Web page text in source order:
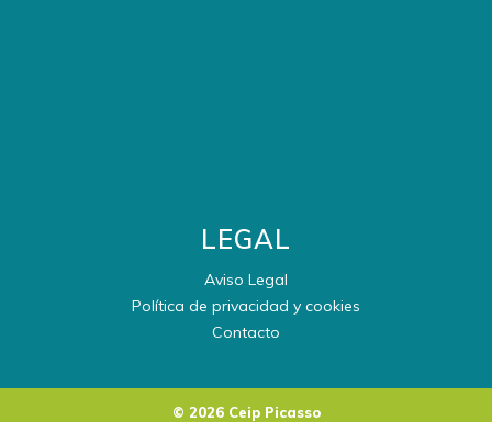
LEGAL
Aviso Legal
Política de privacidad y cookies
Contacto
© 2026 Ceip Picasso